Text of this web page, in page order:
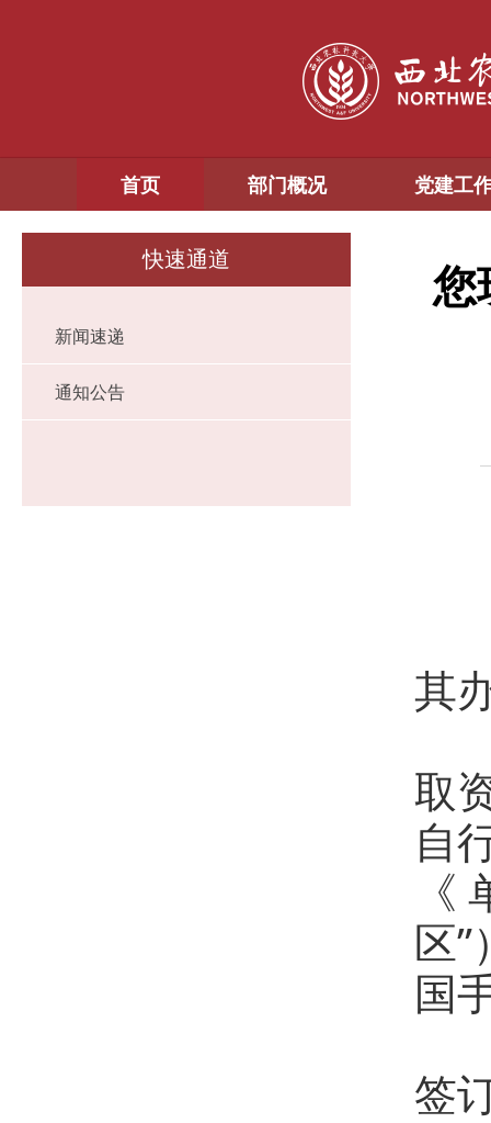
首页 部门概况 党建工
快速通道
新闻速递
通知公告
您
其
取
自
区
国
签